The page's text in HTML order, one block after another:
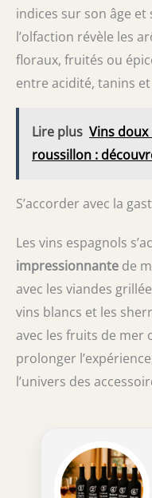
indices sur son âge
l’olfaction révèle les
floraux, fruités ou
entre acidité, tanins
Lire plus Vins
roussillon :
S’accorder avec la
Les vins espagnols
impressionnante de
avec les viandes
vins blancs et les
avec les fruits de mer
prolonger
l’univers des